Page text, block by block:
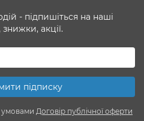
- підпишіться на наші
акції.
підписку
умовами Договір публічної оферти